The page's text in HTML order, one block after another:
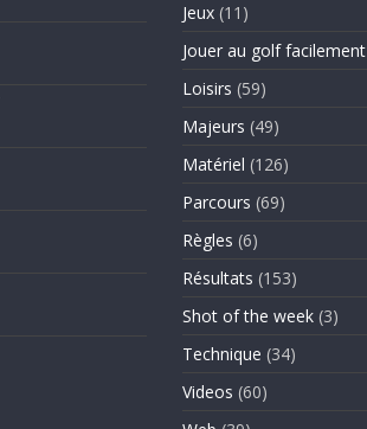
Jeux (11)
Jouer au golf facilement
Loisirs (59)
Majeurs (49)
Matériel (126)
Parcours (69)
Règles (6)
Résultats (153)
Shot of the week (3)
Technique (34)
Videos (60)